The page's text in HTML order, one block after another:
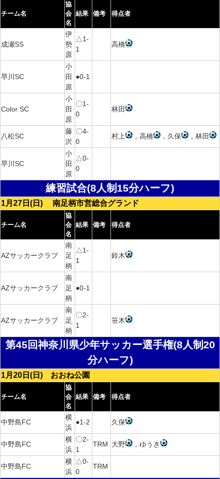
チーム名
協
会
名
結果 備考 得点者
成瀬SS
伊
勢
原
△1-
1
高橋
早川SC
小
田
原
●0-1
Color SC
小
田
原
〇1-
0
林田
八松SC
藤
沢
〇4-
0
村上 ，高橋 ，久保 ，林田
早川SC
小
田
原
△0-
0
練習試合(8人制15分ハーフ)
1月27日(日) 南足柄市営総合グランド
チーム名
協
会
名
結果 備考 得点者
AZサッカークラブ
南
足
柄
△1-
1
鈴木
AZサッカークラブ
南
足
柄
●0-1
AZサッカークラブ
南
足
柄
〇2-
1
笹木
第45回神奈川県少年サッカー選手権(8人制20
分ハーフ)
1月20日(日) おおね公園
チーム名
協
会
名
結果 備考 得点者
中野島FC
横
浜
●1-2 久保
中野島FC
横
浜
〇2-
1
TRM 大野 ，ゆうき
中野島FC
横
浜
△0-
0
TRM